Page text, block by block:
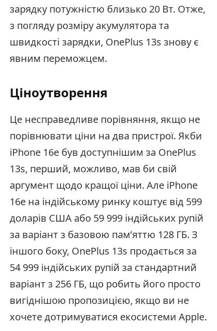
зарядку потужністю близько 20 Вт. Отже,
з погляду розміру акумулятора та
швидкості зарядки, OnePlus 13s знову є
явним переможцем.
Ціноутворення
Це несправедливе порівняння, якщо не
порівнювати ціни на два пристрої. Якби
iPhone 16e був доступнішим за OnePlus
13s, перший, можливо, мав би свій
аргумент щодо кращої ціни. Але iPhone
16e на індійському ринку коштує від 599
доларів США або 59 999 індійських рупій
за варіант з базовою пам’яттю 128 ГБ. З
іншого боку, OnePlus 13s продається за
54 999 індійських рупій за стандартний
варіант з 256 ГБ, що робить його просто
вигіднішою пропозицією, якщо ви не
хочете дотримуватися екосистеми Apple.